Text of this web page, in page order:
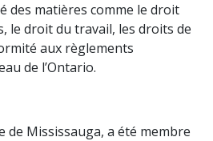
des matières comme le droit
le droit du travail, les droits de
aux règlements
de l’Ontario.
de Mississauga, a été membre